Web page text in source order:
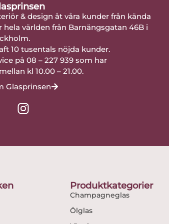
& design åt våra kunder från kända
världen från Barnängsgatan 46B i
10 tusentals nöjda kunder.
på 08 – 227 939 som har
kl 10.00 – 21.00.
Glasprinsen
I
n
Produktkategorier
Champagneglas
Ölglas